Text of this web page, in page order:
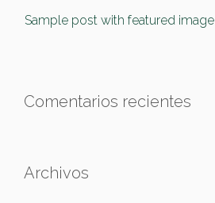
Sample post with featured image
Comentarios recientes
Archivos